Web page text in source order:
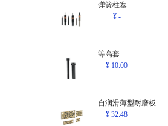
弹簧柱塞
¥ -
等高套
¥ 10.00
自润滑薄型耐磨板
¥ 32.48